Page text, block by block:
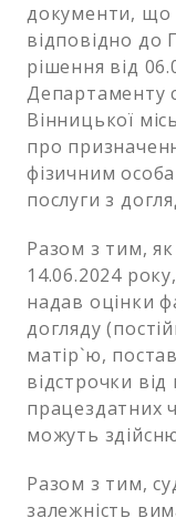
документи, що
відповідно до
рішення від
Департаменту
Вінницької
про
фізичним
послуги з
Разом з тим, як
14.06.2024
надав оцінки
догляду
матір`ю,
відстрочки
працездатних
можуть
Разом з тим,
залежність